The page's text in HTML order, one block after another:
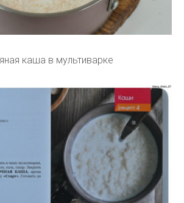
каша в мультиварке